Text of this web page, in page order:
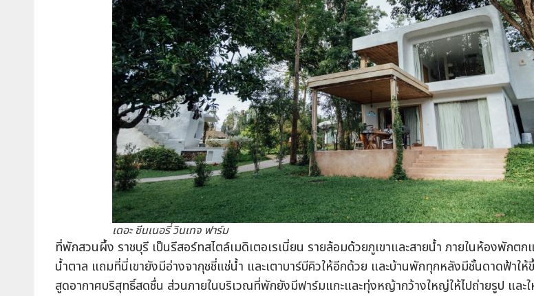
เดอะ ซีนเนอรี่ วินเทจ ฟาร์ม
ที่พักสวนผึ้ง ราชบุรี เป็นรีสอร์ทสไตล์เมดิเตอเรเนี่ยน รายล้อมด้วยภูเขาและสายน้ำ ภายในห้องพักตก
น้ำตาล แถมที่นี่เขายังมีอ่างจากุชชี่แช่น้ำ และเตาบาร์บีคิวให้อีกด้วย และบ้านพักทุกหลังมีชั้นดาดฟ้าให้
สูดอากาศบริสุทธิ์สดชื่น ส่วนภายในบริเวณที่พักยังมีฟาร์มแกะและทุ่งหญ้ากว้างใหญ่ให้ไปถ่ายรูป และ